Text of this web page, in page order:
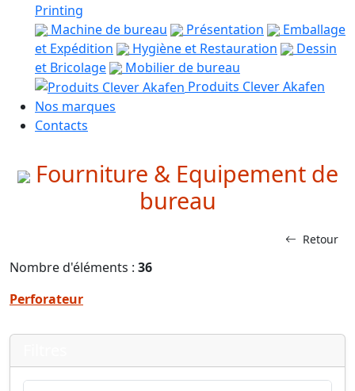
Printing
Machine de bureau
Présentation
Emballage
et Expédition
Hygiène et Restauration
Dessin
et Bricolage
Mobilier de bureau
Produits Clever Akafen
Nos marques
Contacts
Fourniture & Equipement de
bureau
Retour
Nombre d'éléments : 36
Perforateur